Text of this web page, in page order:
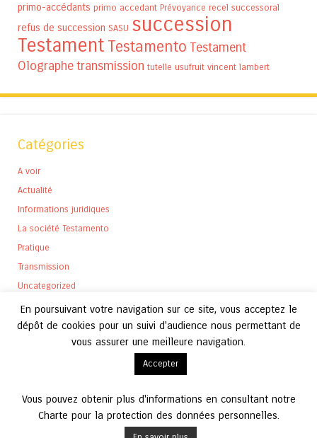
primo-accédants primo accedant Prévoyance recel successoral
refus de succession SASU succession
Testament Testamento Testament
Olographetransmission tutelle usufruit vincent lambert
Catégories
A voir
Actualité
Informations juridiques
La société Testamento
Pratique
Transmission
Uncategorized
En poursuivant votre navigation sur ce site, vous acceptez le
dépôt de cookies pour un suivi d'audience nous permettant de
vous assurer une meilleure navigation.
Accepter
Vous pouvez obtenir plus d'informations en consultant notre
Charte pour la protection des données personnelles.